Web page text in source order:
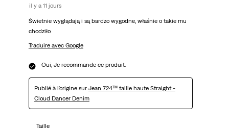
il y a 11 jours
Świetnie wyglądają i są bardzo wygodne, właśnie o takie mu
chodziło
Traduire avec Google
Oui, Je recommande ce produit.
Publié à l'origine sur Jean 724™ taille haute Straight -
Cloud Dancer Denim
Taille